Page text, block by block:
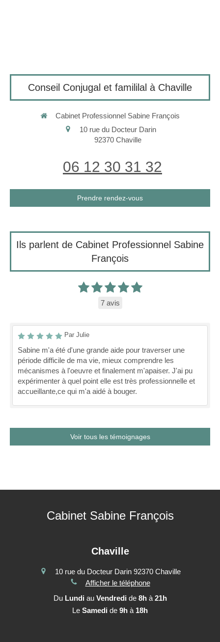
Conseil Conjugal et famililal à Chaville
Cabinet Professionnel Sabine François
10 rue du Docteur Darin
92370 Chaville
06 12 30 31 32
Prendre rendez-vous
Ils parlent de Cabinet Professionnel Sabine
François
7 avis
Par Julie
Sabine m'a été d'une grande aide pour traverser une
période difficile de ma vie, mieux comprendre les
mécanismes à l'oeuvre et finalement m'apaiser. J'ai pu
expérimenter à quel point elle est très professionnelle et
accueillante,ce qui m'a aidé à bouger.
Voir tous les témoignages
Cabinet Sabine François
Chaville
10 rue du Docteur Darin 92370 Chaville
Afficher le téléphone
Du Lundi au Vendredi de 8hà 21h
Le Samedi de 9h à 18h